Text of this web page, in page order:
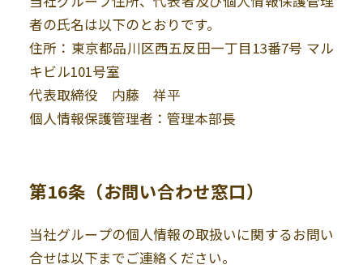
者の氏名は以下のとおりです。
住所：東京都品川区西五反田一丁目13番7号 マル
キビル101号室
代表取締役 内藤 祥平
個人情報保護管理者：管理本部長
第16条（お問い合わせ窓口）
当社グループの個人情報の取扱いに関するお問い
合せは以下までご連絡ください。